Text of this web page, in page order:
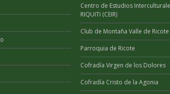
Centro de Estudios
RIQUITI (CEIR)
Club de Montaña Valle de Ricote
Parroquia de Ricote
Cofradía Virgen de los Dolores
Cofradía Cristo de la Agonia